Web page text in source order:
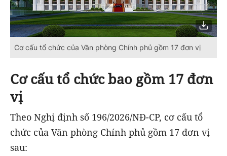
Cơ cấu tổ chức của Văn phòng Chính phủ gồm 17 đơn vị
Cơ cấu tổ chức bao gồm 17 đơn
vị
Theo Nghị định số 196/2026/NĐ-CP, cơ cấu tổ
chức của Văn phòng Chính phủ gồm 17 đơn vị
sau: